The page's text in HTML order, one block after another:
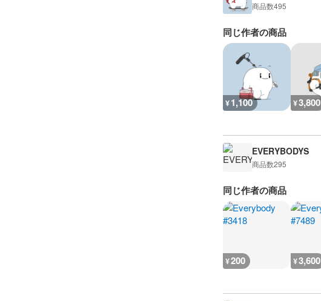
商品数495
同じ作者の商品
¥1,100 ¥3,800
EVERYBODYS
商品数295
同じ作者の商品
¥200 ¥3,600